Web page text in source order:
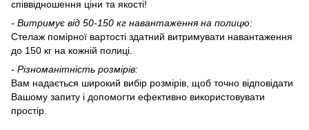
співвідношення ціни та якості!
- Витримує від 50-150 кг навантаження на полицю:
Стелаж помірної вартості здатний витримувати навантаження
до 150 кг на кожній полиці.
- Різноманітність розмірів:
Вам надається широкий вибір розмірів, щоб точно відповідати
Вашому запиту і допомогти ефективно використовувати
простір.